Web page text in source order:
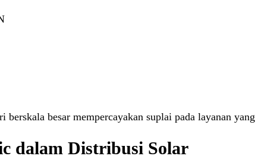
besar mempercayakan suplai pada layanan
dalam Distribusi Solar